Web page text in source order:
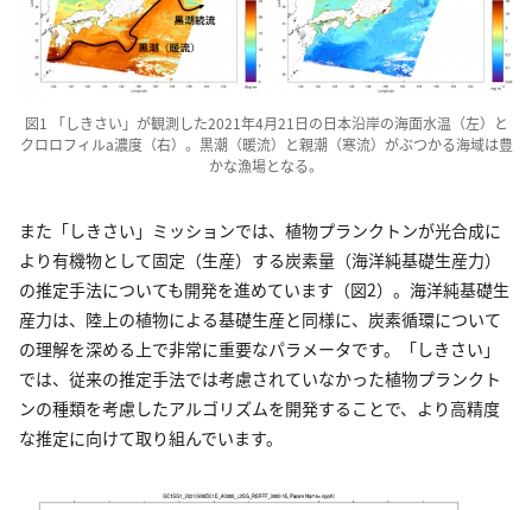
図1 「しきさい」が観測した2021年4月21日の日本沿岸の海面水温（左）と
クロロフィルa濃度（右）。黒潮（暖流）と親潮（寒流）がぶつかる海域は豊
かな漁場となる。
また「しきさい」ミッションでは、植物プランクトンが光合成に
より有機物として固定（生産）する炭素量（海洋純基礎生産力）
の推定手法についても開発を進めています（図2）。海洋純基礎生
産力は、陸上の植物による基礎生産と同様に、炭素循環について
の理解を深める上で非常に重要なパラメータです。「しきさい」
では、従来の推定手法では考慮されていなかった植物プランクト
ンの種類を考慮したアルゴリズムを開発することで、より高精度
な推定に向けて取り組んでいます。